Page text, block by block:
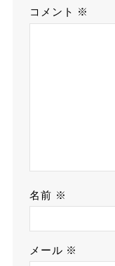
コメント ※
名前 ※
メール ※